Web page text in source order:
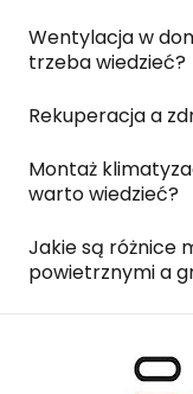
Wentylacja w
trzeba wiedzieć?
Rekuperacja a
Montaż
warto wiedzieć?
Jakie są różnice
powietrznymi a